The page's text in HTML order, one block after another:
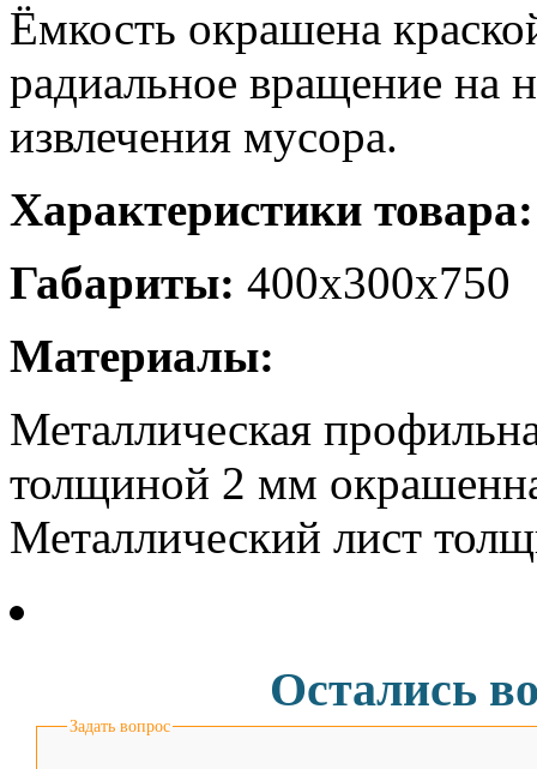
Ёмкость окрашена
радиальное вращение на
извлечения мусора.
Характеристики товара:
Габариты: 400х300х750
Материалы:
Металлическая
толщиной 2 мм
Металлический лист
Остались
Задать вопрос